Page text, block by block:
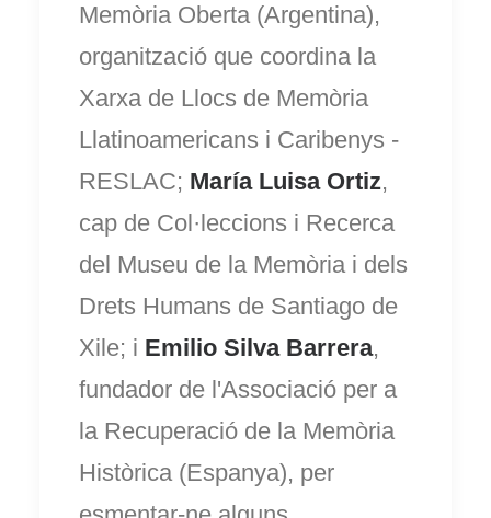
Memòria Oberta (Argentina),
organització que coordina la
Xarxa de Llocs de Memòria
Llatinoamericans i Caribenys -
RESLAC; María Luisa Ortiz,
cap de Col·leccions i Recerca
del Museu de la Memòria i dels
Drets Humans de Santiago de
Xile; i Emilio Silva Barrera,
fundador de l'Associació per a
la Recuperació de la Memòria
Històrica (Espanya), per